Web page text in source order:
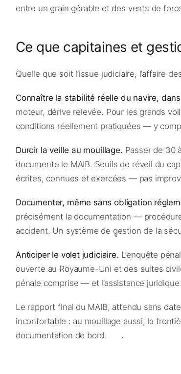
entre un grain gérable et des vents de
Ce que capitaines et
Quelle que soit l’issue judiciaire, l’affaire
Connaître la stabilité réelle du navire,
moteur, dérive relevée. Pour les grands
conditions réellement pratiquées — y
Durcir la veille au mouillage. Passer de 30
documente le MAIB. Seuils de réveil du
écrites, connues et exercées — pas
Documenter, même sans obligation
précisément la documentation —
accident. Un système de gestion de la
Anticiper le volet judiciaire. L’enquête
ouverte au Royaume-Uni et des suites
pénale comprise — et l’assistance
Le rapport final du MAIB, attendu sans
inconfortable : au mouillage aussi, la
documentation de bord.